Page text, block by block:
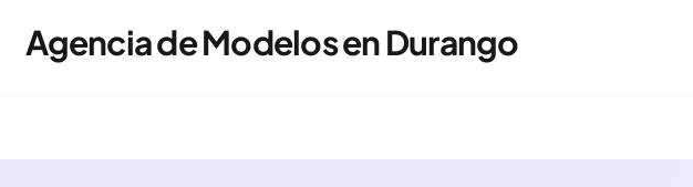
Agencia de Modelos en Durango